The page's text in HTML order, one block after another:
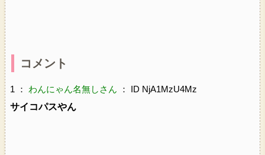
コメント
1 ： わんにゃん名無しさん ： ID NjA1MzU4Mz
サイコパスやん